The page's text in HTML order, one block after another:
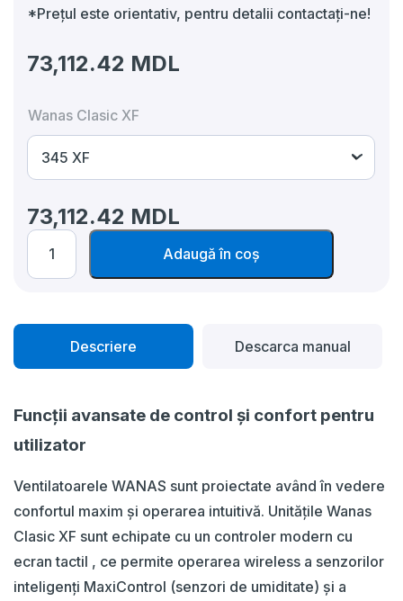
*Preţul este orientativ, pentru detalii contactaţi-ne!
73,112.42 MDL
Wanas Clasic XF
73,112.42 MDL
Cantitate
Recuperator
de
Clasic
Adaugă în coș
Descriere Descarca manual
Funcții avansate de control și confort pentru
utilizator
Ventilatoarele WANAS sunt proiectate având în vedere
confortul maxim și operarea intuitivă. Unitățile Wanas
Clasic XF sunt echipate cu un controler modern cu
ecran tactil , ce permite operarea wireless a senzorilor
inteligenți MaxiControl (senzori de umiditate) și a